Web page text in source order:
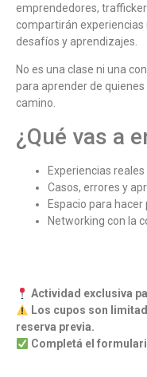
emprendedores,
compartirán experiencias
desafíos y aprendizajes.
No es una clase ni una
para aprender de
camino.
¿Qué vas a
Experiencias
Casos, errores y
Espacio para
Networking con la
Actividad exclusiva
Los cupos son
reserva previa.
Completá el